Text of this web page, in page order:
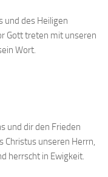
und des Heiligen
Gott treten mit unseren
Wort.
und dir den Frieden
Christus unseren Herrn,
herrscht in Ewigkeit.